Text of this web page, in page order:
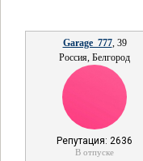
Garage_777, 39
Россия, Белгород
Репутация: 2636
В отпуске